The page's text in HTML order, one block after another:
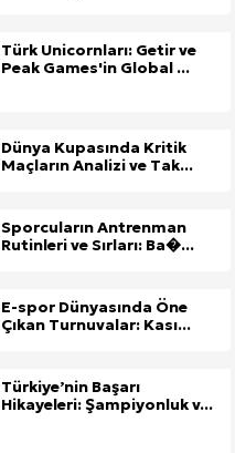
Türk Unicornları: Getir ve
Peak Games'in Global ...
Dünya Kupasında Kritik
Maçların Analizi ve Tak...
Sporcuların Antrenman
Rutinleri ve Sırları: Ba�...
E-spor Dünyasında Öne
Çıkan Turnuvalar: Kası...
Türkiye’nin Başarı
Hikayeleri: Şampiyonluk v...